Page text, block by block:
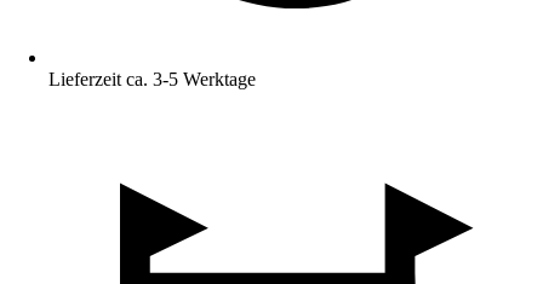
Lieferzeit ca. 3-5 Werktage